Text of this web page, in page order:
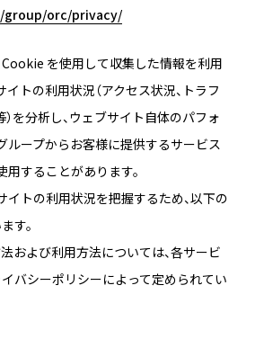
orc/privacy/
Cookie を使用して収集した情報を利用
イトの利用状況（アクセス状況、トラフ
）を分析し、ウェブサイト自体のパフォ
ループからお客様に提供するサービス
用することがあります。
イトの利用状況を把握するため、以下の
す。
および利用方法については、各サービ
バシーポリシーによって定められてい